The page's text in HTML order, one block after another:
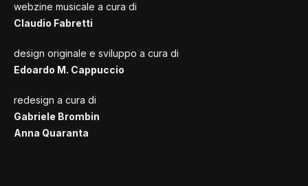
webzine musicale a cura di
Claudio Fabretti
design originale e sviluppo a cura di
Edoardo M. Cappuccio
redesign a cura di
Gabriele Brombin
Anna Quaranta